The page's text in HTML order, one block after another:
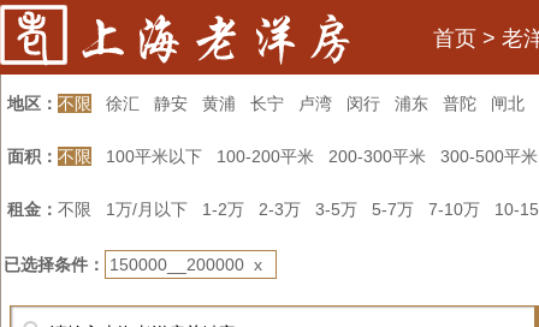
首页 > 老
地区： 不限 徐汇 静安 黄浦 长宁 卢湾 闵行 浦东 普陀 闸北
面积： 不限 100平米以下 100-200平米 200-300平米 300-500平米
租金： 不限 1万/月以下 1-2万 2-3万 3-5万 5-7万 7-10万 10-
已选择条件： 150000__200000 x